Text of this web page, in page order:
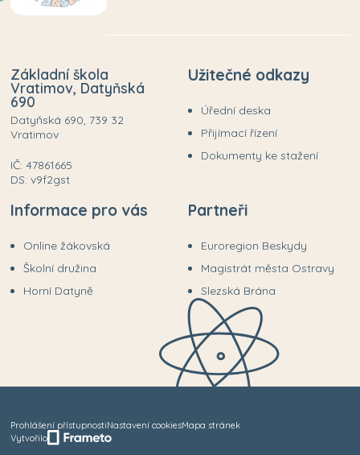
Základní škola
Vratimov, Datyňská
690
Datyňská 690, 739 32
Vratimov
IČ: 47861665
DS: v9f2gst
Užitečné odkazy
Úřední deska
Přijímací řízení
Dokumenty ke stažení
Informace pro vás
Online žákovská
Školní družina
Horní Datyně
Partneři
Euroregion Beskydy
Magistrát města Ostravy
Slezská Brána
Prohlášení přístupnostiNastavení cookiesMapa stránek
Vytvořilo